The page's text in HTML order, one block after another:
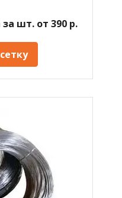
шт. от 390 р.